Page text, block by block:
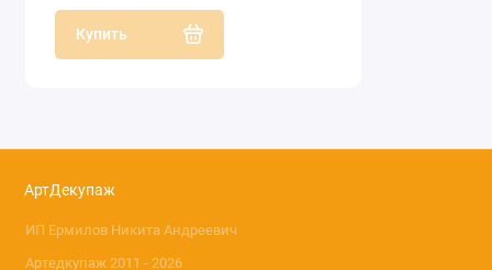
Купить
АртДекупаж
ИП Ермилов Никита Андреевич
Артедкупаж 2011 - 2026